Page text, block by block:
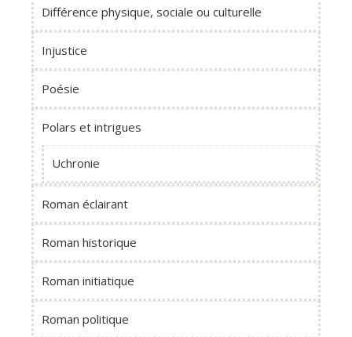
Différence physique, sociale ou culturelle
Injustice
Poésie
Polars et intrigues
Uchronie
Roman éclairant
Roman historique
Roman initiatique
Roman politique